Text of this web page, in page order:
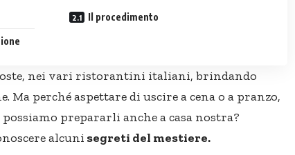
Il procedimento
nei vari ristorantini italiani, brindando
Ma perché aspettare di uscire a cena o a pranzo,
prepararli anche a casa nostra?
alcuni segreti del mestiere.